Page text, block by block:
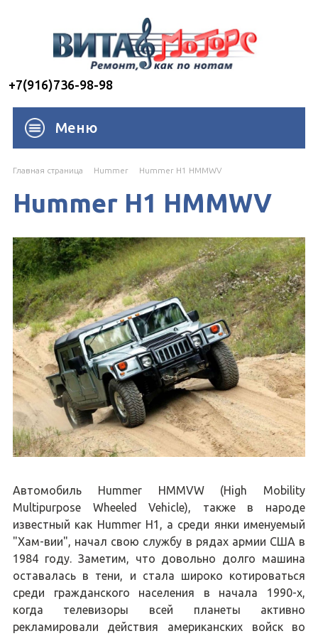
+7(916)736-98-98
Меню
Главная страница Hummer Hummer H1 HMMWV
Hummer H1 HMMWV
Автомобиль Hummer HMMVW (High Mobility
Multipurpose Wheeled Vehicle), также в народе
известный как Hummer H1, а среди янки именуемый
"Хам-вии", начал свою службу в рядах армии США в
1984 году. Заметим, что довольно долго машина
оставалась в тени, и стала широко котироваться
среди гражданского населения в начала 1990-х,
когда телевизоры всей планеты активно
рекламировали действия американских войск во